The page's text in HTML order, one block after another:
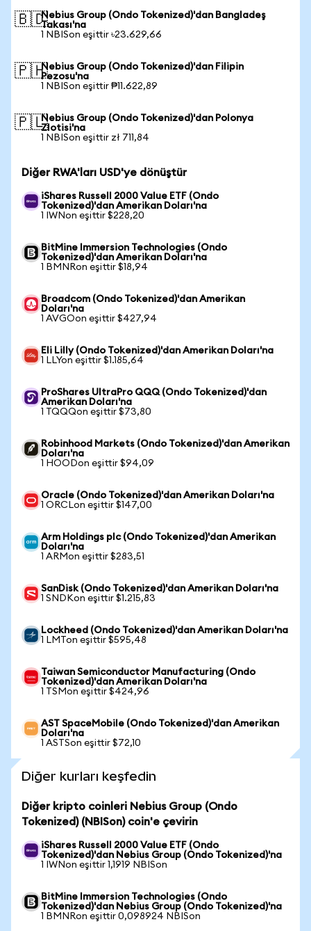
🇧🇩Nebius Group (Ondo Tokenized)'dan Bangladeş
Takası'na
1 NBISon eşittir ৳23.629,66
🇵🇭Nebius Group (Ondo Tokenized)'dan Filipin
Pezosu'na
1 NBISon eşittir ₱11.622,89
🇵🇱Nebius Group (Ondo Tokenized)'dan Polonya
Zlotisi'na
1 NBISon eşittir zł 711,84
Diğer RWA'ları USD'ye dönüştür
iShares Russell 2000 Value ETF (Ondo
Tokenized)'dan Amerikan Doları'na
1 IWNon eşittir $228,20
BitMine Immersion Technologies (Ondo
Tokenized)'dan Amerikan Doları'na
1 BMNRon eşittir $18,94
Broadcom (Ondo Tokenized)'dan Amerikan
Doları'na
1 AVGOon eşittir $427,94
Eli Lilly (Ondo Tokenized)'dan Amerikan Doları'na
1 LLYon eşittir $1.185,64
ProShares UltraPro QQQ (Ondo Tokenized)'dan
Amerikan Doları'na
1 TQQQon eşittir $73,80
Robinhood Markets (Ondo Tokenized)'dan Amerikan
Doları'na
1 HOODon eşittir $94,09
Oracle (Ondo Tokenized)'dan Amerikan Doları'na
1 ORCLon eşittir $147,00
Arm Holdings plc (Ondo Tokenized)'dan Amerikan
Doları'na
1 ARMon eşittir $283,51
SanDisk (Ondo Tokenized)'dan Amerikan Doları'na
1 SNDKon eşittir $1.215,83
Lockheed (Ondo Tokenized)'dan Amerikan Doları'na
1 LMTon eşittir $595,48
Taiwan Semiconductor Manufacturing (Ondo
Tokenized)'dan Amerikan Doları'na
1 TSMon eşittir $424,96
AST SpaceMobile (Ondo Tokenized)'dan Amerikan
Doları'na
1 ASTSon eşittir $72,10
Diğer kurları keşfedin
Diğer kripto coinleri Nebius Group (Ondo
Tokenized) (NBISon) coin'e çevirin
iShares Russell 2000 Value ETF (Ondo
Tokenized)'dan Nebius Group (Ondo Tokenized)'na
1 IWNon eşittir 1,1919 NBISon
BitMine Immersion Technologies (Ondo
Tokenized)'dan Nebius Group (Ondo Tokenized)'na
1 BMNRon eşittir 0,098924 NBISon